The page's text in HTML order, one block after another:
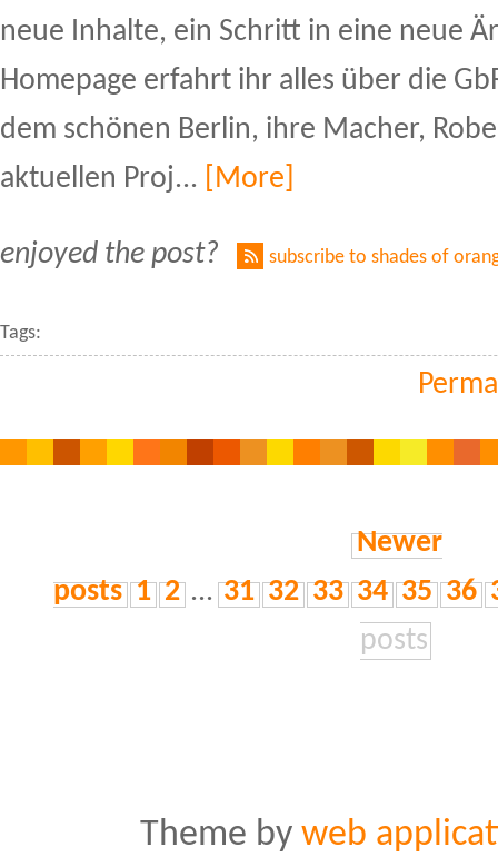
neue Inhalte, ein Schritt in eine neue
Homepage erfahrt ihr alles über die
dem schönen Berlin, ihre Macher,
aktuellen Proj...
[More]
enjoyed the post? subscribe to shades of
Tags:
Newer
posts 1 2 ... 31 32 33 34 35 36
posts
Theme by web